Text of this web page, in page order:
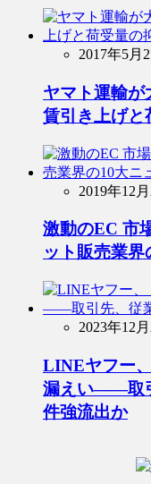
2017年5月
ヤマト運輸
賃引き上げと
2019年12月
激動のEC 市
ット販売業界
2023年12月
LINEヤフー
漏えい――取
件強流出か